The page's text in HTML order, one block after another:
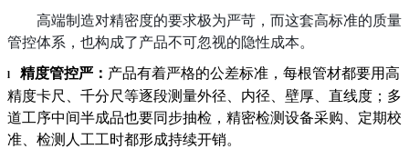
高端制造对精密度的要求极为严苛，而这套高标准的质量
管控体系，也构成了产品不可忽视的隐性成本。
l 精度管控严： 产品有着严格的公差标准 ，每根管材都要用高
精度卡尺、千分尺等逐段测量外径、内径、壁厚、直线度；多
道工序中间半成品也要同步抽检，精密检测设备采购、定期校
准、检测人工工时都形成持续开销。